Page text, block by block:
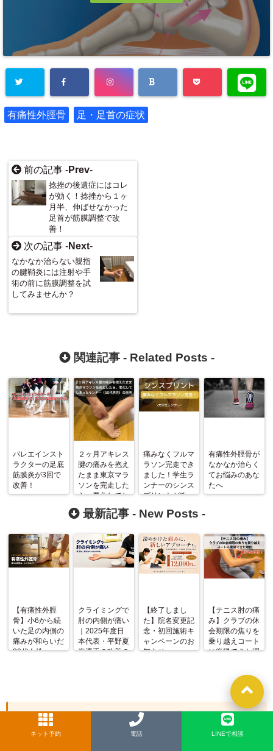
LINE
有痛性外脛骨 足・足首の症状
前の記事 -Prev-
捻挫の後遺症にはコレ
が効く！捻挫から１ヶ
月半、伸ばせなかった
足首が筋膜調整で改
善！
次の記事 -Next-
なかなか治らない親指
の腱鞘炎には注射や手
術の前に筋膜調整を試
してみませんか？
関連記事 - Related Posts -
バレエインスト
ラクターの足底
筋膜炎が3回で
改善！
２ヶ月アキレス
腱の痛みを抱え
たまま東京マラ
ソンを完走した
ら、悪化してし
まったランナー
（50代男性）
痛みなくフルマ
ラソン完走でき
ました！学生ラ
ンナーのシンス
プリントが改
有痛性外脛骨が
なかなか治らく
てお悩みのあな
たへ
最新記事 - New Posts -
【有痛性外脛
骨】小6から続
いた足の内側の
痛みが和らいだ
20代女性
クライミングで
肘の内側が痛い
｜2025年度日
本代表・平野夏
海選手の改善の
【終了しまし
た】院名変更記
念・初回施術キ
ャンペーンのお
知らせ
【テニス肘の痛
み】クラブの休
会期限の焦りを
乗り越えコート
に復帰できた理
新着記事一覧
ネット予約 電話 LINEで相談